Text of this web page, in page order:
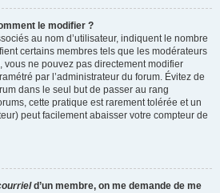
le modifier ?
au nom d’utilisateur, indiquent le nombre
certains membres tels que les modérateurs
vous ne pouvez pas directement modifier
par l’administrateur du forum. Évitez de
dans le seul but de passer au rang
cette pratique est rarement tolérée et un
peut facilement abaisser votre compteur de
d’un membre, on me demande de me